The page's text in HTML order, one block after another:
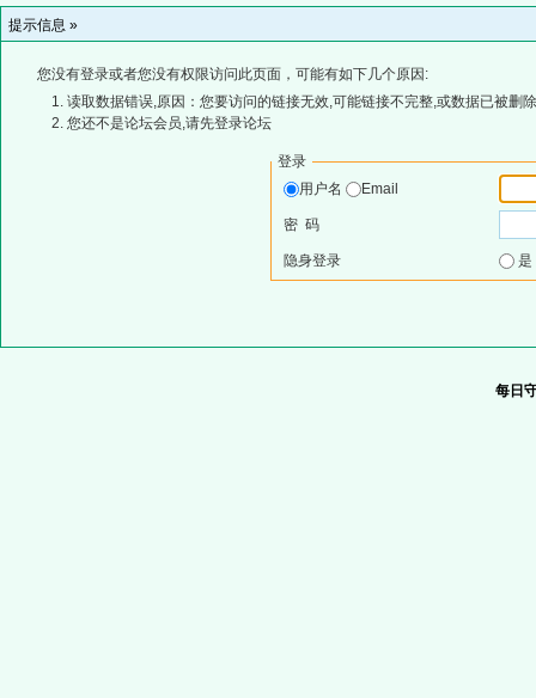
提示信息 »
您没有登录或者您没有权限访问此页面，可能有如下几个原因:
读取数据错误,原因：您要访问的链接无效,可能链接不完整,或数据已被删
您还不是论坛会员,请先登录论坛
登录
用户名
Email
密 码
隐身登录
每日